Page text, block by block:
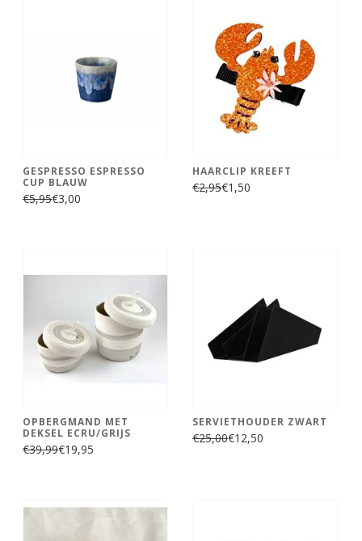
GESPRESSO ESPRESSO
CUP BLAUW
€5,95€3,00
HAARCLIP KREEFT
€2,95€1,50
OPBERGMAND MET
DEKSEL ECRU/GRIJS
€39,99€19,95
SERVIETHOUDER ZWART
€25,00€12,50